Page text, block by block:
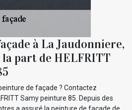
à La Jaudonniere,
part de HELFRITT
de façade ? Contactez
Samy peinture 85. Depuis des
a assuré la peinture de façade de